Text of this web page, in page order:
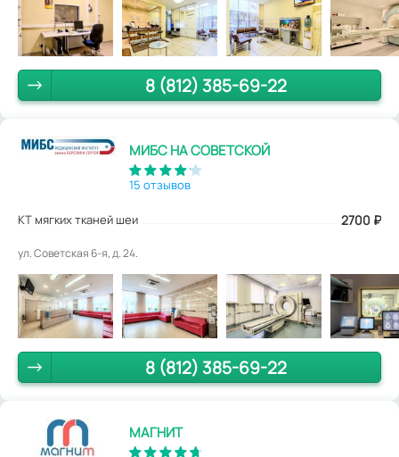
8 (812) 385-69-22
МИБС НА СОВЕТСКОЙ
15 отзывов
КТ мягких тканей шеи 2700 ₽
ул. Советская 6-я, д. 24.
8 (812) 385-69-22
МАГНИТ